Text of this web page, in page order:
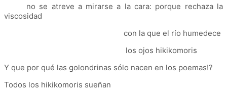
no se atreve a mirarse a la cara: porque rechaza la
viscosidad
con la que el río humedece
los ojos hikikomoris
Y que por qué las golondrinas sólo nacen en los poemas!?
Todos los hikikomoris sueñan